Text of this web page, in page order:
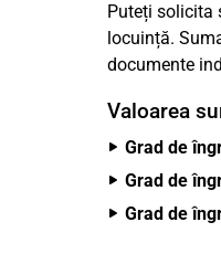
Puteți solicita
locuință.
documente
Valoarea
Grad de
Grad de
Grad de